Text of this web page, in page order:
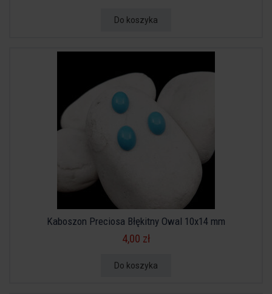
Do koszyka
Kaboszon Preciosa Błękitny Owal 10x14 mm
4,00 zł
Do koszyka